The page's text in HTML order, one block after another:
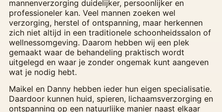
mannenverzorging duidelijker, persoonlijker en
professioneler kan. Veel mannen zoeken wel
verzorging, herstel of ontspanning, maar herkennen
zich niet altijd in een traditionele schoonheidssalon of
wellnessomgeving. Daarom hebben wij een plek
gemaakt waar de behandeling praktisch wordt
uitgelegd en waar je zonder ongemak kunt aangeven
wat je nodig hebt.
Maikel en Danny hebben ieder hun eigen specialisatie.
Daardoor kunnen huid, spieren, lichaamsverzorging en
ontspanning op een natuurlijke manier naast elkaar